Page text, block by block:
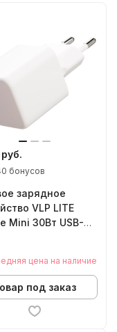
бонусов
зарядное
VLP LITE
Mini 30Вт USB-C
цена на наличие
под заказ